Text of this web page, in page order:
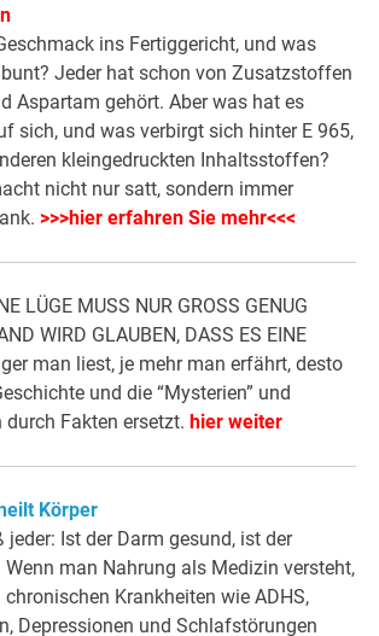
ins Fertiggericht, und was
Jeder hat schon von Zusatzstoffen
Aspartam gehört. Aber was hat es
sich, und was verbirgt sich hinter E 965,
kleingedruckten Inhaltsstoffen?
nicht nur satt, sondern immer
>>>hier erfahren Sie mehr<<<
LÜGE MUSS NUR GROSS GENUG
WIRD GLAUBEN, DASS ES EINE
man liest, je mehr man erfährt, desto
und die “Mysterien” und
durch Fakten ersetzt. hier weiter
Körper
jeder: Ist der Darm gesund, ist der
Wenn man Nahrung als Medizin versteht,
Krankheiten wie ADHS,
Depressionen und Schlafstörungen